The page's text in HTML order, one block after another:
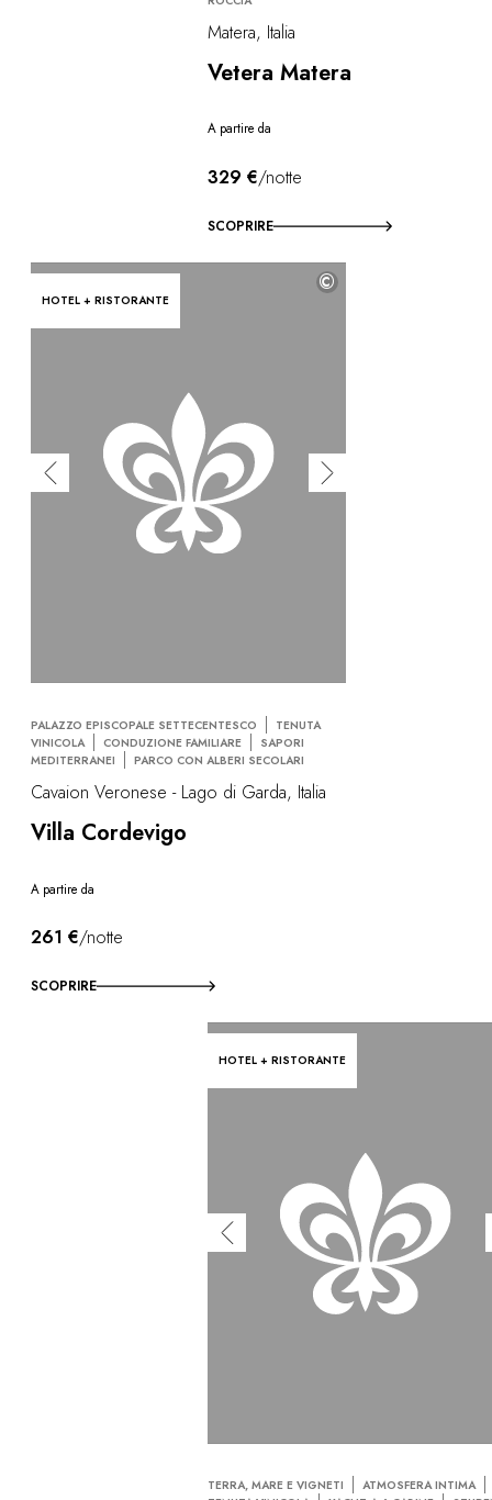
Matera, Italia
Vetera Matera
A partire da
329 €/notte
SCOPRIRE
HOTEL + RISTORANTE
©
PALAZZO EPISCOPALE SETTECENTESCO
TENUTA
VINICOLA
CONDUZIONE FAMILIARE
SAPORI
MEDITERRANEI
PARCO CON ALBERI SECOLARI
Cavaion Veronese - Lago di Garda, Italia
Villa Cordevigo
A partire da
261 €/notte
SCOPRIRE
HOTEL + RISTORANTE
TERRA, MARE E VIGNETI
ATMOSFERA INTIMA